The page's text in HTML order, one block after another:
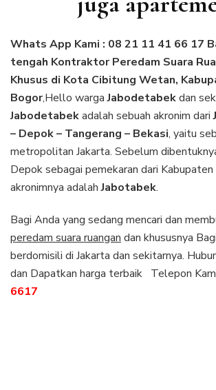
Whats App Kami : 08 21 11 41 66 17
tengah Kontraktor Peredam Suara
Khusus di Kota Cibitung Wetan,
Bogor,Hello wargaJabodetabekdan
Jabodetabekadalah sebuah akronim dari
– Depok – Tangerang – Bekasi, yaitu
metropolitan Jakarta. Sebelum
Depok sebagai pemekaran dari Kabupaten
akronimnya adalahJabotabek.
Bagi Anda yang sedang mencari dan
peredam suara ruangan dan khususnya
berdomisili di Jakarta dan sekitarnya.
dan Dapatkan harga terbaik Telepon
6617